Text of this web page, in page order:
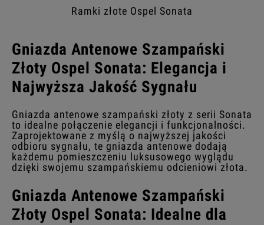
Ramki złote Ospel Sonata
Gniazda Antenowe Szampański
Złoty Ospel Sonata: Elegancja i
Najwyższa Jakość Sygnału
Gniazda antenowe szampański złoty z serii Sonata
to idealne połączenie elegancji i funkcjonalności.
Zaprojektowane z myślą o najwyższej jakości
odbioru sygnału, te gniazda antenowe dodają
każdemu pomieszczeniu luksusowego wyglądu
dzięki swojemu szampańskiemu odcieniowi złota.
Gniazda Antenowe Szampański
Złoty Ospel Sonata: Idealne dla